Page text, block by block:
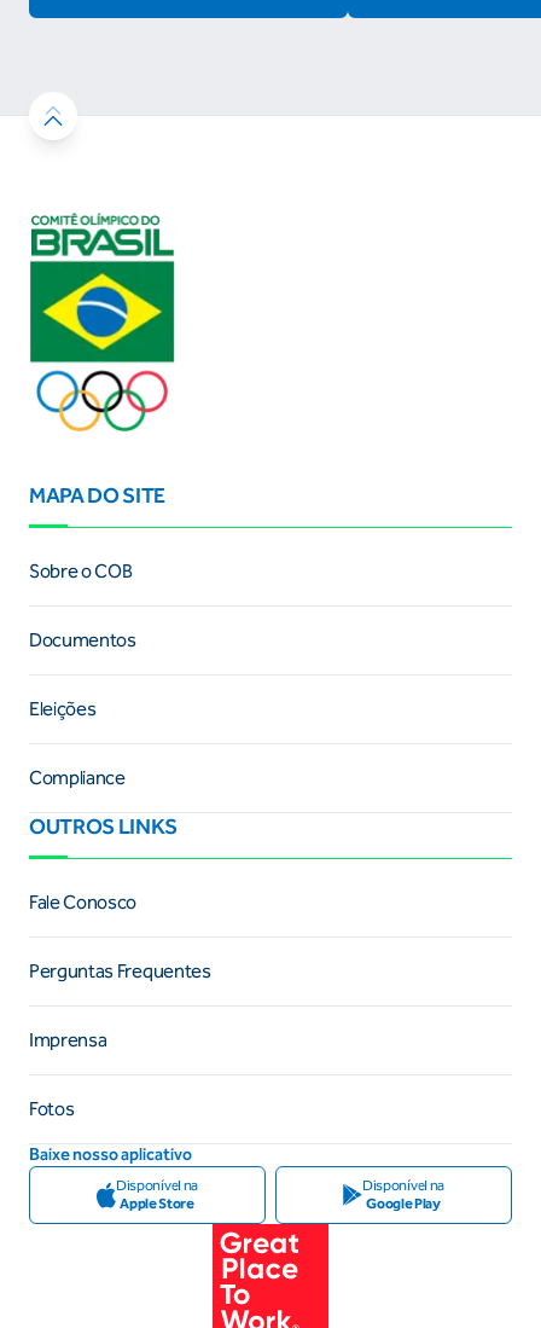
MAPA DO SITE
Sobre o COB
Documentos
Eleições
Compliance
OUTROS LINKS
Fale Conosco
Perguntas Frequentes
Imprensa
Fotos
Baixe nosso aplicativo
Disponível na
Apple Store
Disponível na
Google Play